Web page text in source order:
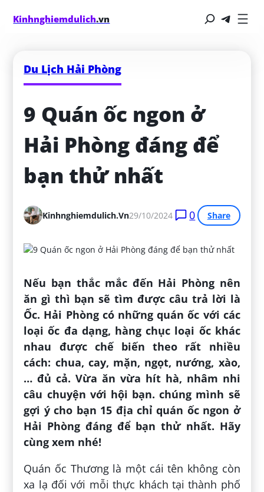
Kinhnghiemdulich.vn
Du Lịch Hải Phòng
9 Quán ốc ngon ở
Hải Phòng đáng để
bạn thử nhất
Kinhnghiemdulich.vn29/10/2024 0 Share
Nếu bạn thắc mắc đến Hải Phòng nên
ăn gì thì bạn sẽ tìm được câu trả lời là
Ốc. Hải Phòng có những quán ốc với các
loại ốc đa dạng, hàng chục loại ốc khác
nhau được chế biến theo rất nhiều
cách: chua, cay, mặn, ngọt, nướng, xào,
… đủ cả. Vừa ăn vừa hít hà, nhâm nhi
câu chuyện với hội bạn. chúng mình sẽ
gợi ý cho bạn 15 địa chỉ quán ốc ngon ở
Hải Phòng đáng để bạn thử nhất. Hãy
cùng xem nhé!
Quán ốc Thương là một cái tên không còn
xa lạ đối với mỗi thực khách tại thành phố